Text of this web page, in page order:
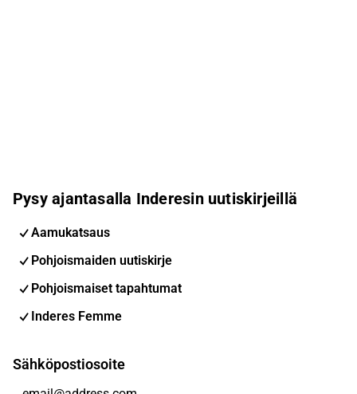
Pysy ajantasalla Inderesin uutiskirjeillä
Aamukatsaus
Pohjoismaiden uutiskirje
Pohjoismaiset tapahtumat
Inderes Femme
Sähköpostiosoite